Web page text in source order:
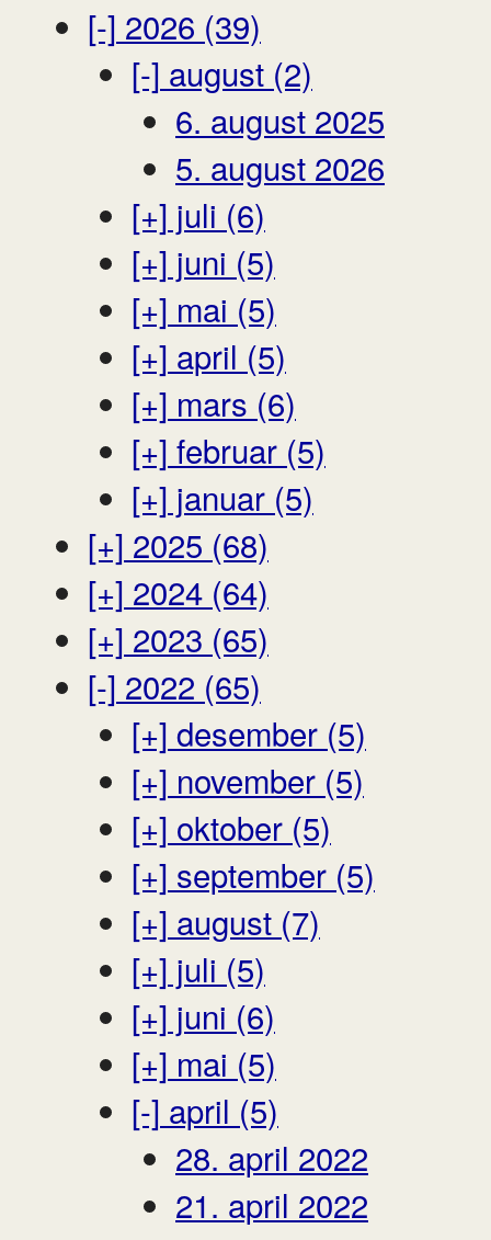
[-] 2026 (39)
[-] august (2)
6. august 2025
5. august 2026
[+] juli (6)
[+] juni (5)
[+] mai (5)
[+] april (5)
[+] mars (6)
[+] februar (5)
[+] januar (5)
[+] 2025 (68)
[+] 2024 (64)
[+] 2023 (65)
[-] 2022 (65)
[+] desember (5)
[+] november (5)
[+] oktober (5)
[+] september (5)
[+] august (7)
[+] juli (5)
[+] juni (6)
[+] mai (5)
[-] april (5)
28. april 2022
21. april 2022